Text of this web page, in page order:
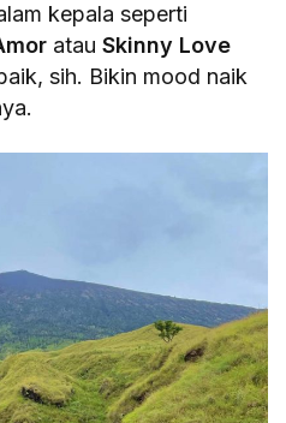
kepala seperti
atauSkinny Love
sih. Bikin mood naik